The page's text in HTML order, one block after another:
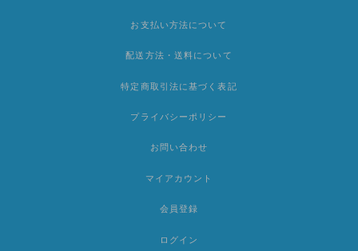
お支払い方法について
配送方法・送料について
特定商取引法に基づく表記
プライバシーポリシー
お問い合わせ
マイアカウント
会員登録
ログイン